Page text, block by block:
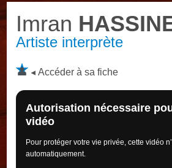
Imran
Artiste interprète
Accéder à sa fiche
Autorisation nécessaire
vidéo
Pour protéger votre vie privée, cette vidéo
automatiquement.